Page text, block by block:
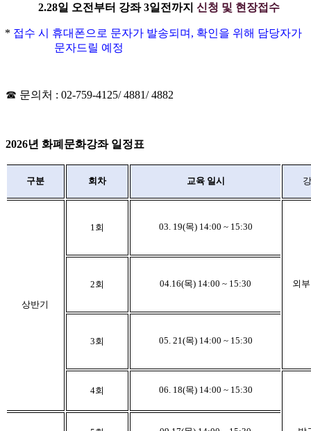
2.28일 오전부터 강좌3일 전까지 신청 및 현장접수
* 접수 시 휴대폰으로 문자가 발송되며 , 확인을 위해 담당자가
문자드릴 예정
☎ 문의처 : 02-759-4125/ 4881/ 4882
2026년 화폐문화강좌 일정표
구분 회차 교육 일시
상반기
1 회 03. 19(목) 14:00 ~ 15:30
외
2회 04.16(목) 14:00 ~ 15:30
3회 05. 21(목) 14:00 ~ 15:30
4회 06. 18(목) 14:00 ~ 15:30